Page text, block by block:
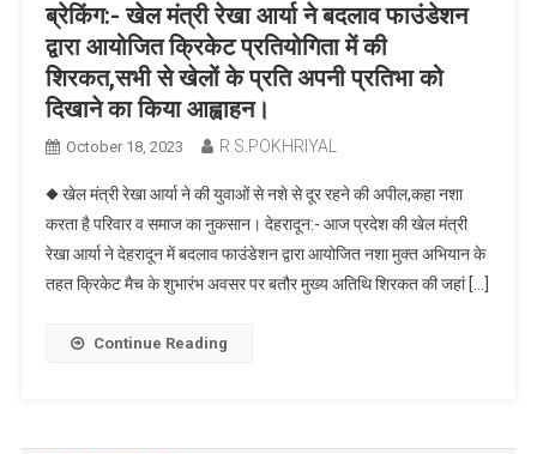
ब्रेकिंग:- खेल मंत्री रेखा आर्या ने बदलाव फाउंडेशन
द्वारा आयोजित क्रिकेट प्रतियोगिता में की
शिरकत,सभी से खेलों के प्रति अपनी प्रतिभा को
दिखाने का किया आह्वाहन।
October 18, 2023 R.S.POKHRIYAL
◆ खेल मंत्री रेखा आर्या ने की युवाओं से नशे से दूर रहने की अपील,कहा नशा
करता है परिवार व समाज का नुकसान। देहरादून:- आज प्रदेश की खेल मंत्री
रेखा आर्या ने देहरादून में बदलाव फाउंडेशन द्वारा आयोजित नशा मुक्त अभियान के
तहत क्रिकेट मैच के शुभारंभ अवसर पर बतौर मुख्य अतिथि शिरकत की जहां […]
Continue Reading